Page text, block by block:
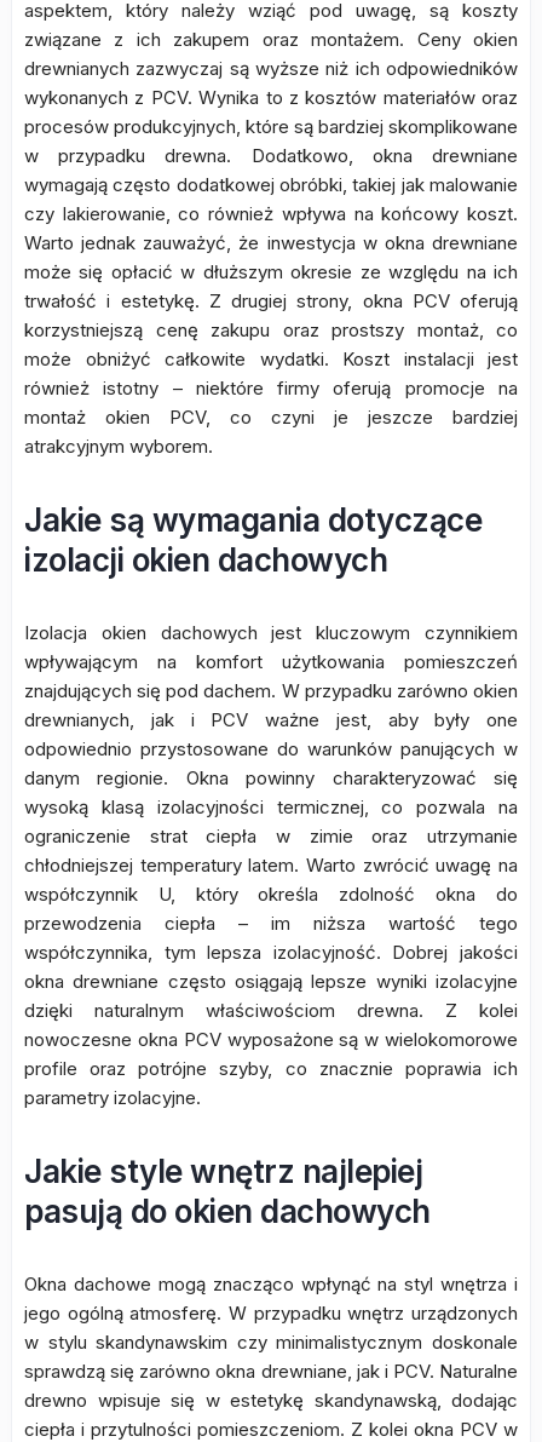
aspektem, który należy wziąć pod uwagę, są koszty
związane z ich zakupem oraz montażem. Ceny okien
drewnianych zazwyczaj są wyższe niż ich odpowiedników
wykonanych z PCV. Wynika to z kosztów materiałów oraz
procesów produkcyjnych, które są bardziej skomplikowane
w przypadku drewna. Dodatkowo, okna drewniane
wymagają często dodatkowej obróbki, takiej jak malowanie
czy lakierowanie, co również wpływa na końcowy koszt.
Warto jednak zauważyć, że inwestycja w okna drewniane
może się opłacić w dłuższym okresie ze względu na ich
trwałość i estetykę. Z drugiej strony, okna PCV oferują
korzystniejszą cenę zakupu oraz prostszy montaż, co
może obniżyć całkowite wydatki. Koszt instalacji jest
również istotny – niektóre firmy oferują promocje na
montaż okien PCV, co czyni je jeszcze bardziej
atrakcyjnym wyborem.
Jakie są wymagania dotyczące
izolacji okien dachowych
Izolacja okien dachowych jest kluczowym czynnikiem
wpływającym na komfort użytkowania pomieszczeń
znajdujących się pod dachem. W przypadku zarówno okien
drewnianych, jak i PCV ważne jest, aby były one
odpowiednio przystosowane do warunków panujących w
danym regionie. Okna powinny charakteryzować się
wysoką klasą izolacyjności termicznej, co pozwala na
ograniczenie strat ciepła w zimie oraz utrzymanie
chłodniejszej temperatury latem. Warto zwrócić uwagę na
współczynnik U, który określa zdolność okna do
przewodzenia ciepła – im niższa wartość tego
współczynnika, tym lepsza izolacyjność. Dobrej jakości
okna drewniane często osiągają lepsze wyniki izolacyjne
dzięki naturalnym właściwościom drewna. Z kolei
nowoczesne okna PCV wyposażone są w wielokomorowe
profile oraz potrójne szyby, co znacznie poprawia ich
parametry izolacyjne.
Jakie style wnętrz najlepiej
pasują do okien dachowych
Okna dachowe mogą znacząco wpłynąć na styl wnętrza i
jego ogólną atmosferę. W przypadku wnętrz urządzonych
w stylu skandynawskim czy minimalistycznym doskonale
sprawdzą się zarówno okna drewniane, jak i PCV. Naturalne
drewno wpisuje się w estetykę skandynawską, dodając
ciepła i przytulności pomieszczeniom. Z kolei okna PCV w